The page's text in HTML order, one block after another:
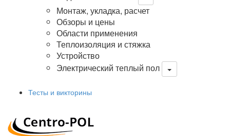
Монтаж, укладка, расчет
Обзоры и цены
Области применения
Теплоизоляция и стяжка
Устройство
Электрический теплый пол
Тесты и викторины